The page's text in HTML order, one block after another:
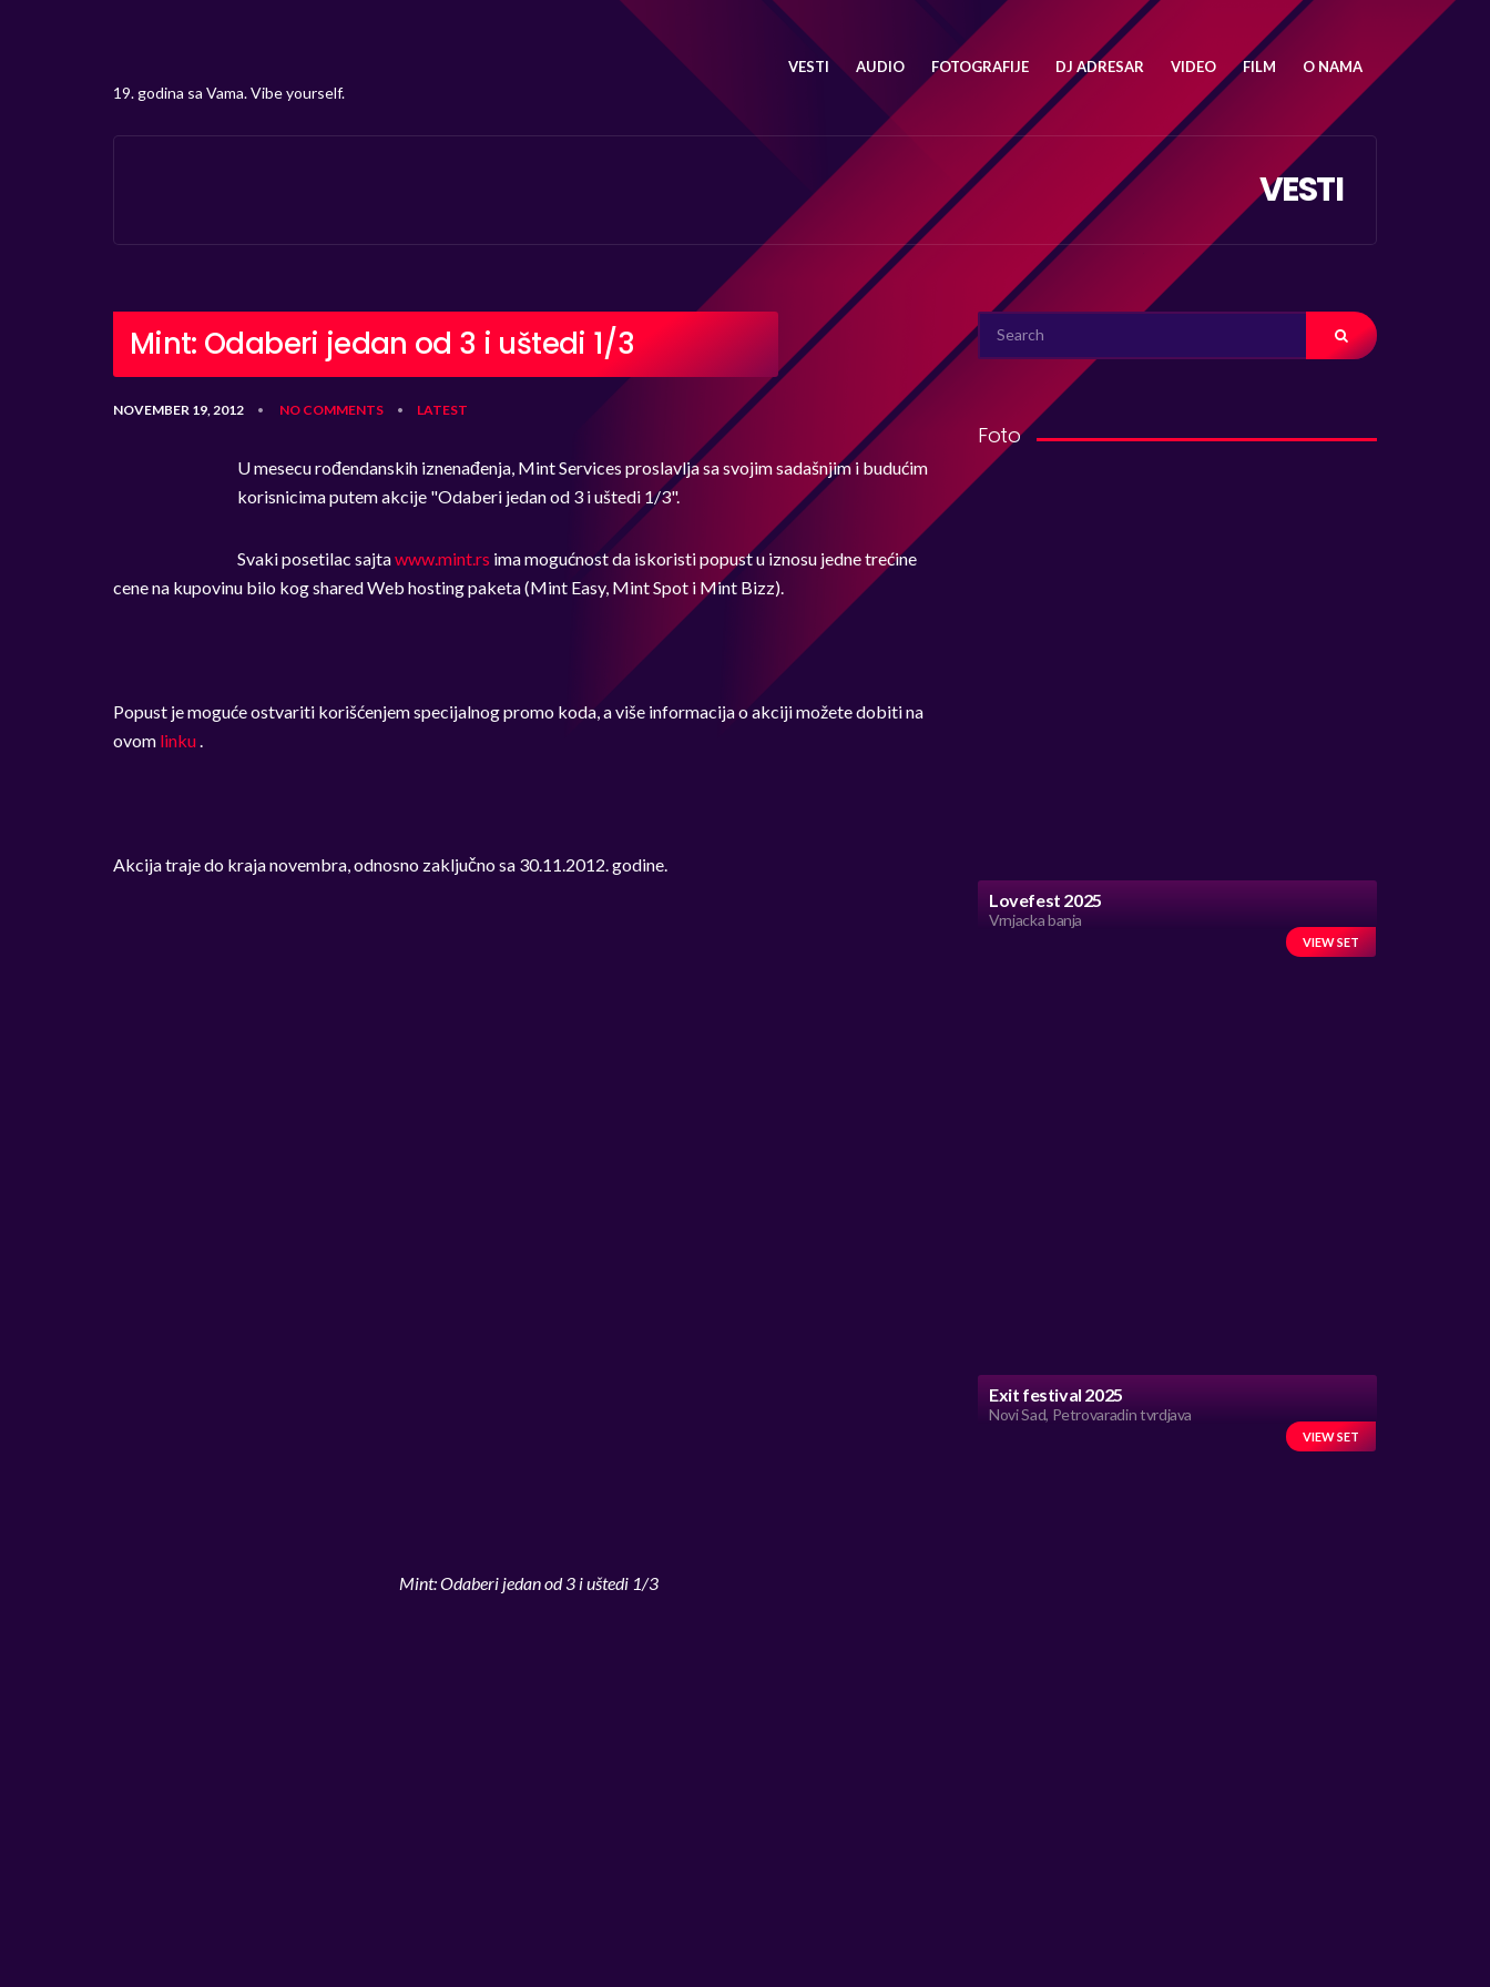
19. godina sa Vama. Vibe yourself.
VESTI AUDIO FOTOGRAFIJE DJ ADRESAR VIDEO FILM O NAMA
VESTI
Mint: Odaberi jedan od 3 i uštedi 1/3
NOVEMBER 19, 2012 • NO COMMENTS • LATEST
U mesecu rođendanskih iznenađenja, Mint Services proslavlja sa svojim sadašnjim i budućim
korisnicima putem akcije "Odaberi jedan od 3 i uštedi 1/3".
Svaki posetilac sajtawww.mint.rs ima mogućnost da iskoristi popust u iznosu jedne trećine
cene na kupovinu bilo kog shared Web hosting paketa (Mint Easy, Mint Spot i Mint Bizz).
Popust je moguće ostvariti korišćenjem specijalnog promo koda, a više informacija o akciji možete dobiti na
ovom linku.
Akcija traje do kraja novembra, odnosno zaključno sa 30.11.2012. godine.
Mint: Odaberi jedan od 3 i uštedi 1/3
SEARCH
FOR:
Foto
Lovefest 2025
Vrnjacka banja
VIEW SET
Exit festival 2025
Novi Sad, Petrovaradin tvrdjava
VIEW SET